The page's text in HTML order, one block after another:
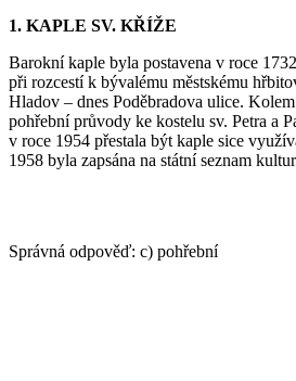
1. KAPLE SV. KŘÍŽE
Barokní kaple byla postavena v roce
při rozcestí k bývalému městskému
Hladov – dnes Poděbradova ulice.
pohřební průvody ke kostelu sv. Petra a
v roce 1954 přestala být kaple sice
1958 byla zapsána na státní seznam
Správná odpověď: c) pohřební